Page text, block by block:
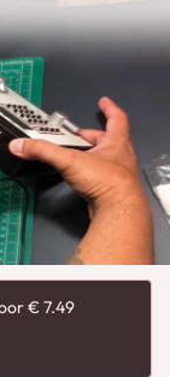
€ 7.49